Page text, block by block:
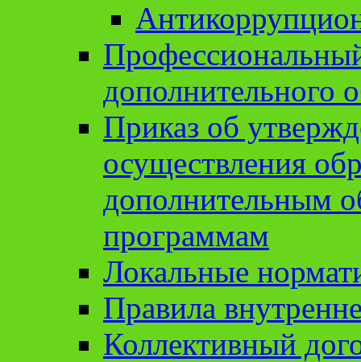
дополнительного
Приказ об
осуществления
дополнительным
программам
Локальные
Правила
Коллективный